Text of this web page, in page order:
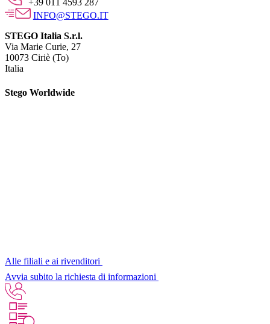
+39 011 4593 287
INFO@STEGO.IT
STEGO Italia S.r.l.
Via Marie Curie, 27
10073 Ciriè (To)
Italia
Stego Worldwide
Alle filiali e ai rivenditori
Avvia subito la richiesta di informazioni